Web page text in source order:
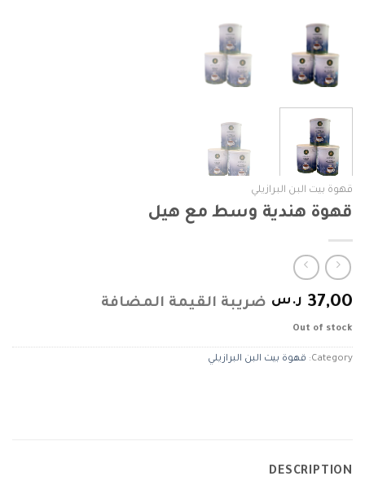
قهوة بيت البن البرازيلي
قهوة هندية وسط مع هيل
37,00 ر.س ضريبة القيمة المضافة
Out of stock
Category: قهوة بيت البن البرازيلي
DESCRIPTION